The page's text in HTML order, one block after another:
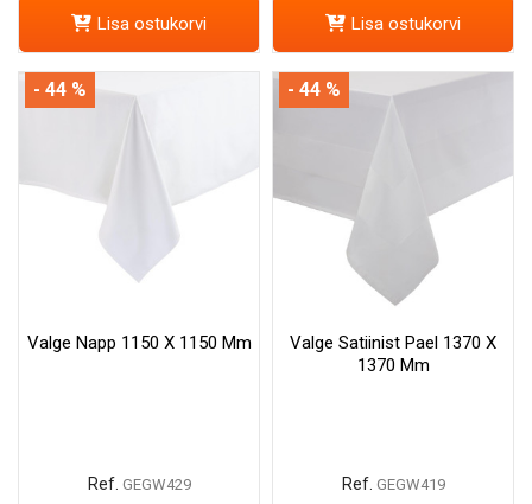
Lisa ostukorvi Lisa ostukorvi
Valge Napp 1150 X 1150 Mm
Ref. GEGW429
- 44 %
Valge Satiinist Pael 1370 X
1370 Mm
Ref. GEGW419
- 44 %